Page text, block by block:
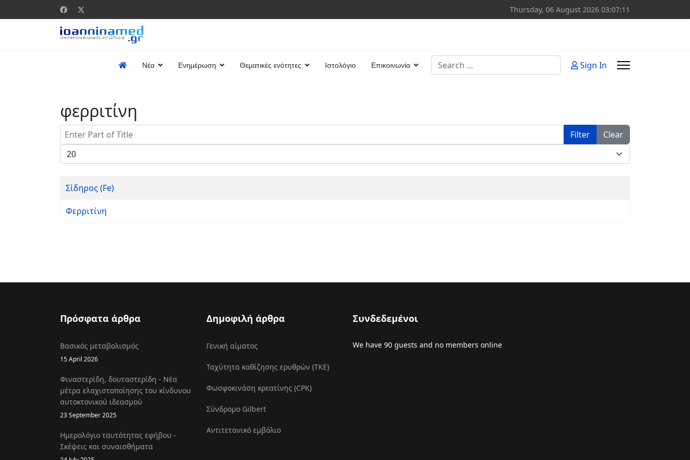
Thursday, 06 August 2026 03:07:11
Νέα Ενημέρωση Θεματικές ενότητες Ιστολόγιο Επικοινωνία
Search
Sign In
φερριτίνη
Enter Part of Title Filter
Clear
Display #
Σίδηρος (Fe)
Φερριτίνη
Πρόσφατα άρθρα
Βασικός μεταβολισμός
15 April 2026
Φιναστερίδη, δουταστερίδη - Νέα
μέτρα ελαχιστοποίησης του κίνδυνου
αυτοκτονικού ιδεασμού
23 September 2025
Ημερολόγιο ταυτότητας εφήβου -
Σκέψεις και συναισθήματα
Δημοφιλή άρθρα
Γενική αίματος
Ταχύτητα καθίζησης ερυθρών (ΤΚΕ)
Φωσφοκινάση κρεατίνης (CPK)
Σύνδρομο Gilbert
Αντιτετανικό εμβόλιο
Συνδεδεμένοι
We have 90 guests and no members online